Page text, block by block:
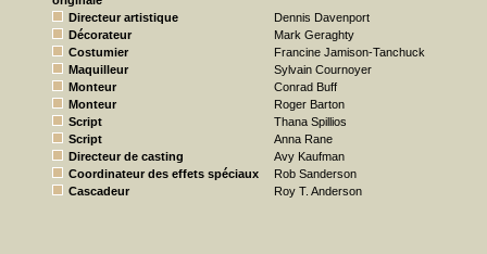
Directeur artistique
Dennis Davenport
Décorateur
Mark Geraghty
Costumier
Francine Jamison-Tanchuck
Maquilleur
Sylvain Cournoyer
Monteur
Conrad Buff
Monteur
Roger Barton
Script
Thana Spillios
Script
Anna Rane
Directeur de casting
Avy Kaufman
Coordinateur des effets spéciaux
Rob Sanderson
Cascadeur
Roy T. Anderson